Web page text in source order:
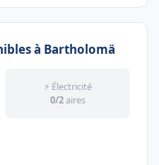
à Bartholomä
⚡ Électricité
0/2aires